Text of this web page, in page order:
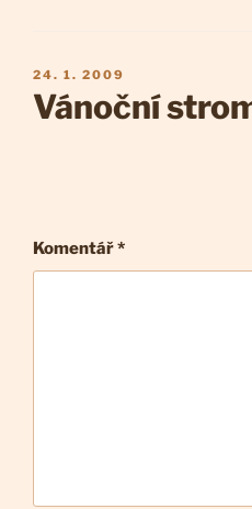
PUBLIKOVÁNO
24. 1. 2009
Vánoční
Komentář*